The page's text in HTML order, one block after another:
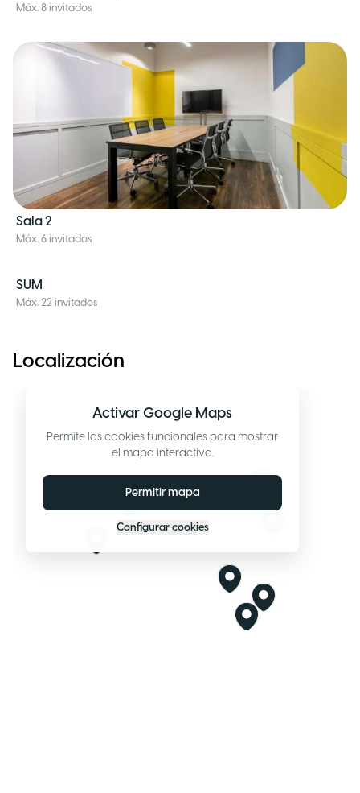
Máx. 8 invitados
Sala 2
Máx. 6 invitados
SUM
Máx. 22 invitados
Localización
Activar Google Maps
Permite las cookies funcionales para mostrar
el mapa interactivo.
Permitir mapa
Configurar cookies